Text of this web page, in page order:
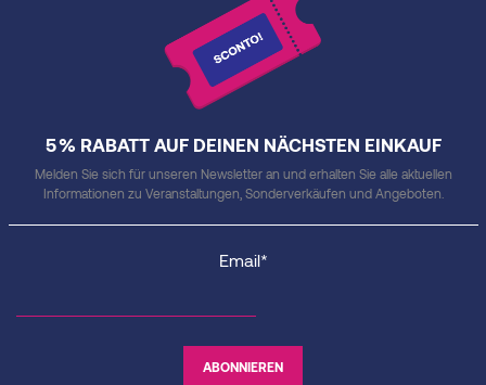
5 % RABATT AUF DEINEN NÄCHSTEN EINKAUF
Melden Sie sich für unseren Newsletter an und erhalten Sie alle aktuellen
Informationen zu Veranstaltungen, Sonderverkäufen und Angeboten.
Email*